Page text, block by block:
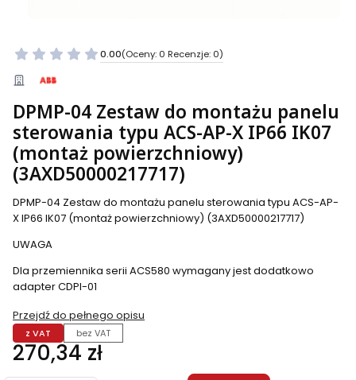
0.00(Oceny: 0 Recenzje: 0)
DPMP-04 Zestaw do montażu panelu
sterowania typu ACS-AP-X IP66 IK07
(montaż powierzchniowy)
(3AXD50000217717)
DPMP-04 Zestaw do montażu panelu sterowania typu ACS-AP-
X IP66 IK07 (montaż powierzchniowy) (3AXD50000217717)
UWAGA
Dla przemiennika serii ACS580 wymagany jest dodatkowo
adapter CDPI-01
Przejdź do pełnego opisu
z VAT bez VAT
Cena
270,34 zł